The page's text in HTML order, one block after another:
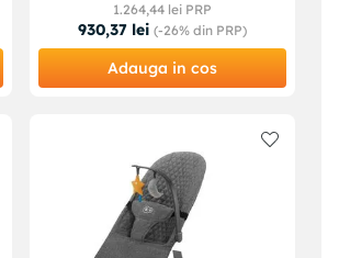
1.264,44lei PRP
930,37 lei (-26%din PRP)
Adauga in cos